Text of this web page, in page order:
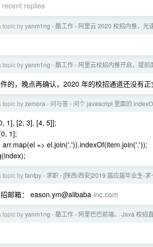
replies
topic byyanm1ng › 酷工作 › 阿里云 2020 校招内推，光
topic byyanm1ng › 酷工作 › 阿里云校招内推开启，提前
的，晚点再确认，2020 年的校招通道还没有正
topic byzemora › 问与答 › 问个 javascript 里面的
1], [2, 3], [4, 5]];
1];
arr.map(el => el.join('.')).indexOf(item.join('.'));
topic byfanfpy › 求职 › [陕西/西安]2019 届应届毕业生-
邮箱： eason.ym@alibaba-inc.com
topic byyanm1ng › 酷工作 › 阿里巴巴前端、 Java 校招